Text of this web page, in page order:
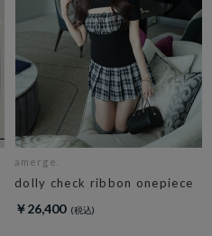
amerge.
dolly check ribbon onepiece
￥26,400